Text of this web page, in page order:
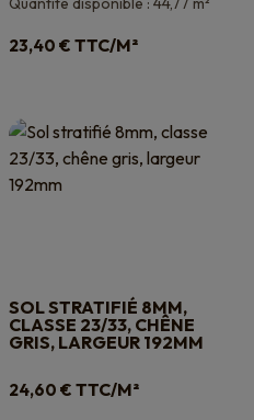
23,40 € TTC/M²
SOL STRATIFIÉ 8MM,
CLASSE 23/33, CHÊNE
GRIS, LARGEUR 192MM
24,60 € TTC/M²